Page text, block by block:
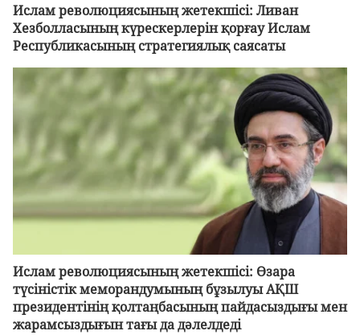
Ислам революциясының жетекшісі: Ливан
Хезболласының күрескерлерін қорғау Ислам
Республикасының стратегиялық саясаты
Ислам революциясының жетекшісі: Өзара
түсіністік меморандумының бұзылуы АҚШ
президентінің қолтаңбасының пайдасыздығы мен
жарамсыздығын тағы да дәлелдеді